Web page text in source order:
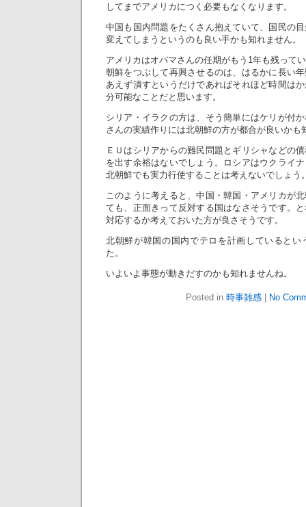
してまでアメリカにつく必要もなくなります。
中国も国内問題をたくさん抱えていて、国民の
変えてしまうというのも良い手かも知れません。
アメリカはオバマさんの任期がもう1年も残って
朝鮮をつぶして再興させるのは、はるかに長い
あえず潰すというだけであればそれほど時間は
分可能なことだと思います。
シリア・イラクの方は、そう簡単にはケリが付
さんの実績作りには北朝鮮の方が都合が良いかも
ＥＵはシリアからの難民問題とギリシャなどの
を出す余裕はないでしょう。ロシアはウクライ
北朝鮮でも実力行使することは考えないでしょう
このように考えると、中国・韓国・アメリカが
ても、正面きって反対する国はなさそうです。
対応するか考えておいた方が良さそうです。
北朝鮮が韓国の国内でテロを計画しているとい
た。
いよいよ事態が動きだすのかも知れませんね。
Posted in 時事雑感 No